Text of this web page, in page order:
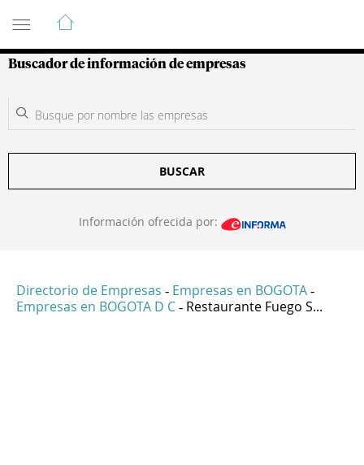
Guía de Empresas Colombianas
Buscador de información de empresas
BUSCAR
Información ofrecida por:
Directorio de Empresas - Empresas en BOGOTA -
Empresas en BOGOTA D C - Restaurante Fuego S...